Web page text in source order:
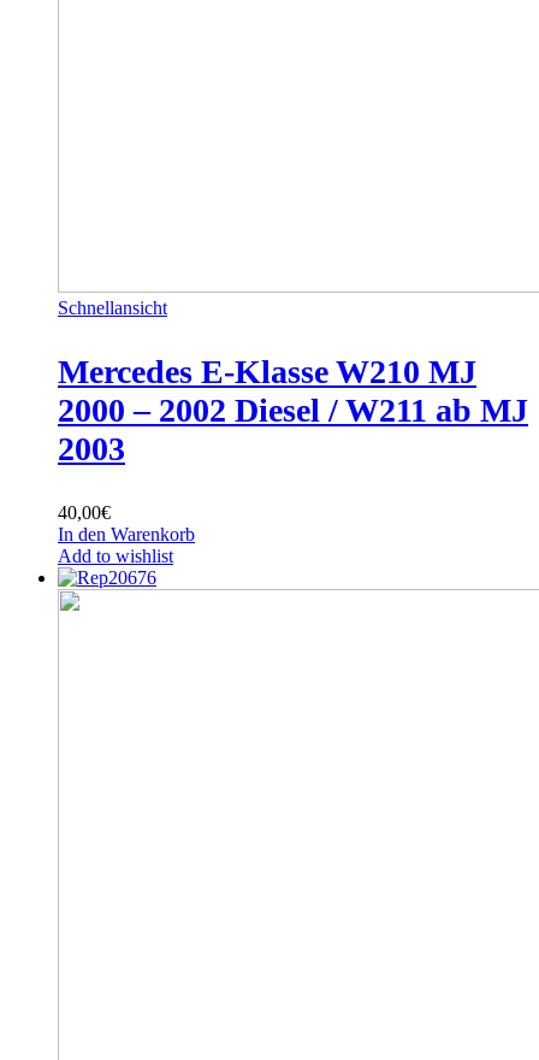
Schnellansicht
Mercedes E-Klasse W210 MJ
2000 – 2002 Diesel / W211 ab MJ
2003
40,00€
In den Warenkorb
Add to wishlist